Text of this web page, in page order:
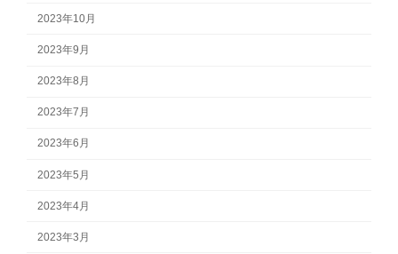
2023年10月
2023年9月
2023年8月
2023年7月
2023年6月
2023年5月
2023年4月
2023年3月